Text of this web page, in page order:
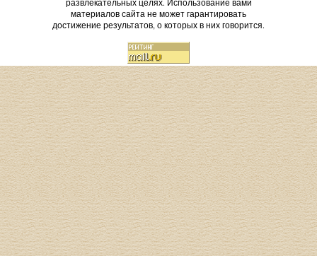
материалов сайта не может гарантировать
достижение результатов, о которых в них говорится.